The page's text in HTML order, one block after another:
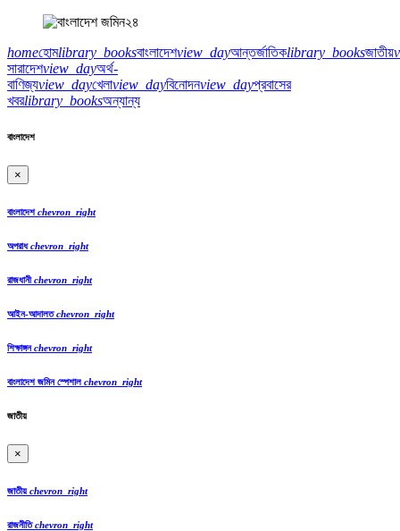
homeহোমlibrary_booksবাংলাদেশview_dayআন্তর্জাতিকlibrary_booksজাতীয়
সারাদেশview_dayঅর্থ-
বাণিজ্যview_dayখেলাview_dayবিনোদনview_dayপ্রবাসের
খবরlibrary_booksঅন্যান্য
বাংলাদেশ
×
বাংলাদেশ chevron_right
অপরাধchevron_right
রাজধানীchevron_right
আইন-আদালতchevron_right
শিক্ষাঙ্গনchevron_right
বাংলাদেশ জমিন স্পেশাল chevron_right
জাতীয়
×
জাতীয়chevron_right
রাজনীতিchevron_right